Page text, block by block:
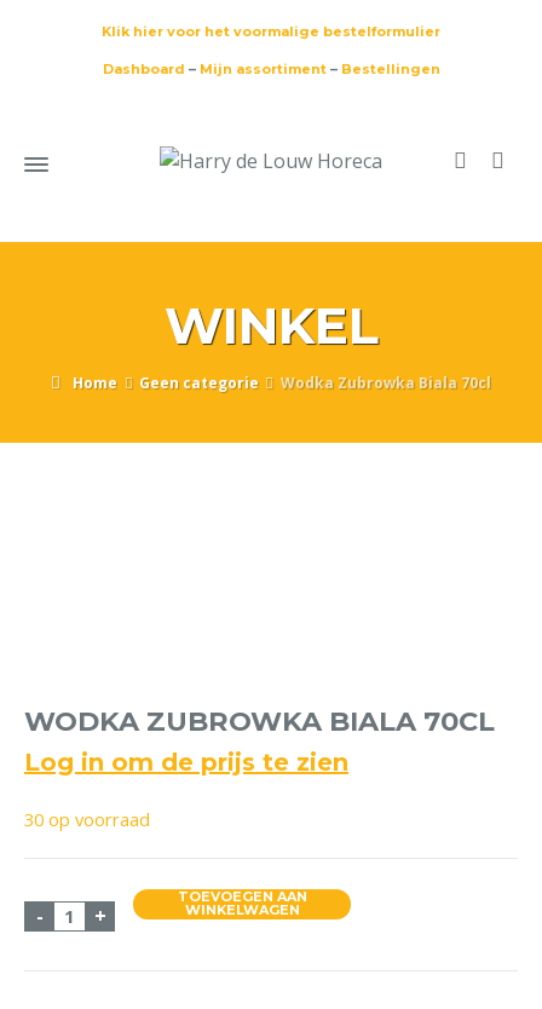
Klik hier voor het voormalige bestelformulier
Dashboard – Mijn assortiment– Bestellingen
WINKEL
Home Geen categorie Wodka Zubrowka Biala 70cl
WODKA ZUBROWKA BIALA 70CL
Log in om de prijs te zien
30 op voorraad
- Wodka Zubrowka Biala 70cl aantal
+
TOEVOEGEN AAN
WINKELWAGEN